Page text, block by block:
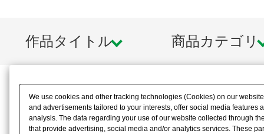
作品タイトル 商品カテゴリ
We use cookies and other tracking technologies (Cookies) on our
and advertisements tailored to your interests, offer social media features
analysis. The data regarding your use of our website collected through
that provide advertising, social media and/or analytics services. These